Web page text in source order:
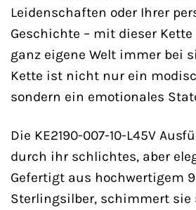
Leidenschaften oder Ihrer
Geschichte – mit dieser
ganz eigene Welt immer bei
Kette ist nicht nur ein
sondern ein emotionales
Die KE2190-007-10-L45V
durch ihr schlichtes, aber
Gefertigt aus hochwertigem
Sterlingsilber, schimmert sie